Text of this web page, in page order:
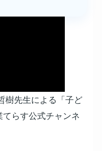
樹先生による「子ど
てらす公式チャンネ